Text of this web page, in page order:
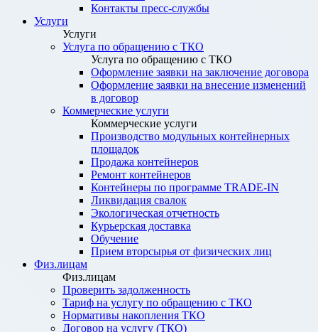
Контакты пресс-службы
Услуги
Услуги
Услуга по обращению с ТКО
Услуга по обращению с ТКО
Оформление заявки на заключение договора
Оформление заявки на внесение изменений
в договор
Коммерческие услуги
Коммерческие услуги
Производство модульных контейнерных
площадок
Продажа контейнеров
Ремонт контейнеров
Контейнеры по программе TRADE-IN
Ликвидация свалок
Экологическая отчетность
Курьерская доставка
Обучение
Прием вторсырья от физических лиц
Физ.лицам
Физ.лицам
Проверить задолженность
Тариф на услугу по обращению с ТКО
Нормативы накопления ТКО
Договор на услугу (ТКО)